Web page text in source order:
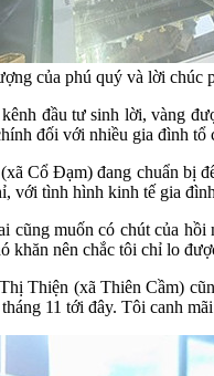
của phú quý và lời chúc
đầu tư sinh lời, vàng
đối với nhiều gia đình
Cổ Đạm) đang chuẩn bị
với tình hình kinh tế gia
cũng muốn có chút của
khăn nên chắc tôi chỉ lo
Thiện (xã Thiên Cầm)
11 tới đây. Tôi canh